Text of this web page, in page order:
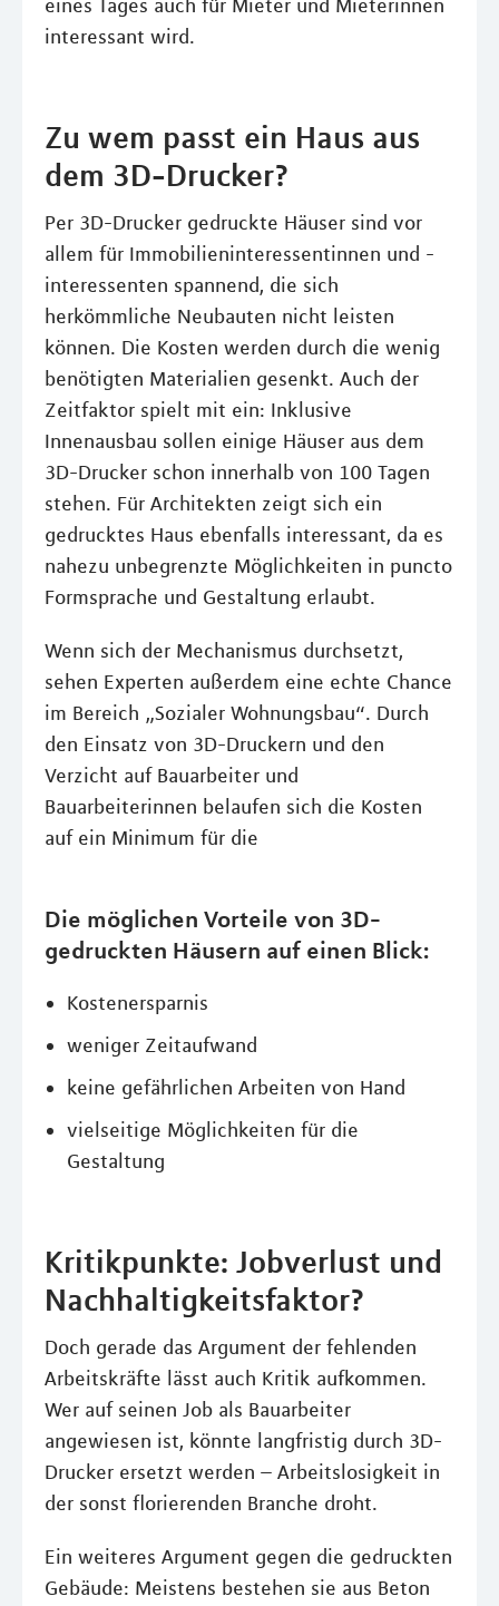
eines Tages auch für Mieter und Mieterinnen
interessant wird.
Zu wem passt ein Haus aus
dem 3D-Drucker?
Per 3D-Drucker gedruckte Häuser sind vor
allem für Immobilieninteressentinnen und -
interessenten spannend, die sich
herkömmliche Neubauten nicht leisten
können. Die Kosten werden durch die wenig
benötigten Materialien gesenkt. Auch der
Zeitfaktor spielt mit ein: Inklusive
Innenausbau sollen einige Häuser aus dem
3D-Drucker schon innerhalb von 100 Tagen
stehen. Für Architekten zeigt sich ein
gedrucktes Haus ebenfalls interessant, da es
nahezu unbegrenzte Möglichkeiten in puncto
Formsprache und Gestaltung erlaubt.
Wenn sich der Mechanismus durchsetzt,
sehen Experten außerdem eine echte Chance
im Bereich „Sozialer Wohnungsbau“. Durch
den Einsatz von 3D-Druckern und den
Verzicht auf Bauarbeiter und
Bauarbeiterinnen belaufen sich die Kosten
auf ein Minimum für die
Die möglichen Vorteile von 3D-
gedruckten Häusern auf einen Blick:
Kostenersparnis
weniger Zeitaufwand
keine gefährlichen Arbeiten von Hand
vielseitige Möglichkeiten für die
Gestaltung
Kritikpunkte: Jobverlust und
Nachhaltigkeitsfaktor?
Doch gerade das Argument der fehlenden
Arbeitskräfte lässt auch Kritik aufkommen.
Wer auf seinen Job als Bauarbeiter
angewiesen ist, könnte langfristig durch 3D-
Drucker ersetzt werden – Arbeitslosigkeit in
der sonst florierenden Branche droht.
Ein weiteres Argument gegen die gedruckten
Gebäude: Meistens bestehen sie aus Beton